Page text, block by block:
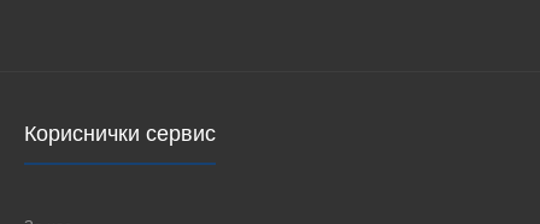
Кориснички сервис